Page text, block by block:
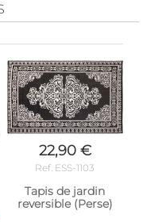
22,90 €
Ref. ESS-1103
Tapis de jardin
reversible (Perse)